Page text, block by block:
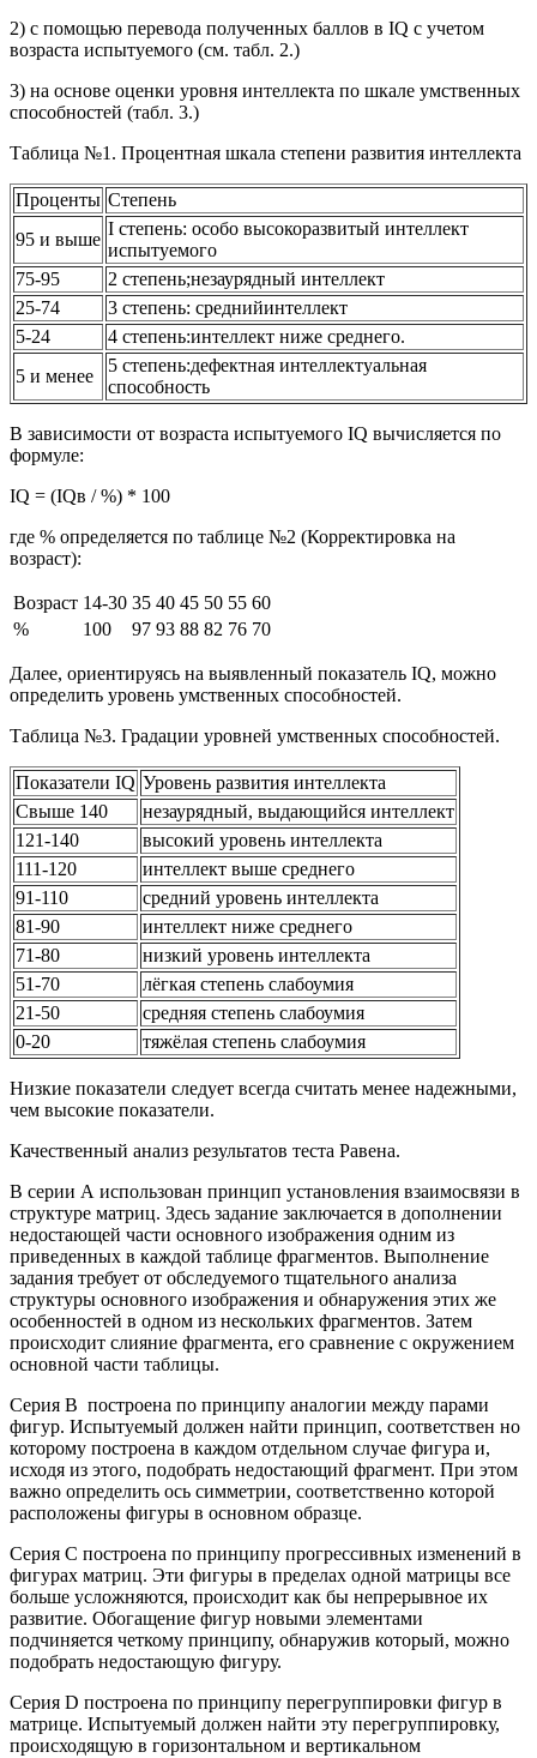
2) с помощью перевода полученных баллов в IQ с учетом
возраста испытуемого (см. табл. 2.)
3) на основе оценки уровня интеллекта по шкале умственных
способностей (табл. 3.)
Таблица №1. Процентная шкала степени развития интеллекта
Проценты Степень
95 и выше
I степень: особо высокоразвитый интеллект
испытуемого
75-95
2 степень;незаурядный интеллект
25-74
3 степень: среднийинтеллект
5-24
4 степень:интеллект ниже среднего.
5 и менее
5 степень:дефектная интеллектуальная
способность
В зависимости от возраста испытуемого IQ вычисляется по
формуле:
IQ = (IQв / %) * 100
где % определяется по таблице №2 (Корректировка на
возраст):
Возраст 14-30 35 40 45 50 55 60
%
100 97 93 88 82 76 70
Далее, ориентируясь на выявленный показатель IQ, можно
определить уровень умственных способностей.
Таблица №3. Градации уровней умственных способностей.
Показатели IQ Уровень развития интеллекта
Свыше 140
незаурядный, выдающийся интеллект
121-140
высокий уровень интеллекта
111-120
интеллект выше среднего
91-110
средний уровень интеллекта
81-90
интеллект ниже среднего
71-80
низкий уровень интеллекта
51-70
лёгкая степень слабоумия
21-50
средняя степень слабоумия
0-20
тяжёлая степень слабоумия
Низкие показатели следует всегда считать менее надежными,
чем высокие показатели.
Качественный анализ результатов теста Равена.
В серии А использован принцип установления взаимосвязи в
структуре матриц. Здесь задание заключается в дополнении
недостающей части основного изображения одним из
приведенных в каждой таблице фрагментов. Выполнение
задания требует от обследуемого тщательного анализа
структуры основного изображения и обнаружения этих же
особенностей в одном из нескольких фрагментов. Затем
происходит слияние фрагмента, его сравнение с окружением
основной части таблицы.
Серия В построена по принципу аналогии между парами
фигур. Испытуемый должен найти принцип, соответствен но
которому построена в каждом отдельном случае фигура и,
исходя из этого, подобрать недостающий фрагмент. При этом
важно определить ось симметрии, соответственно которой
расположены фигуры в основном образце.
Серия С построена по принципу прогрессивных изменений в
фигурах матриц. Эти фигуры в пределах одной матрицы все
больше усложняются, происходит как бы непрерывное их
развитие. Обогащение фигур новыми элементами
подчиняется четкому принципу, обнаружив который, можно
подобрать недостающую фигуру.
Серия D построена по принципу перегруппировки фигур в
матрице. Испытуемый должен найти эту перегруппировку,
происходящую в горизонтальном и вертикальном